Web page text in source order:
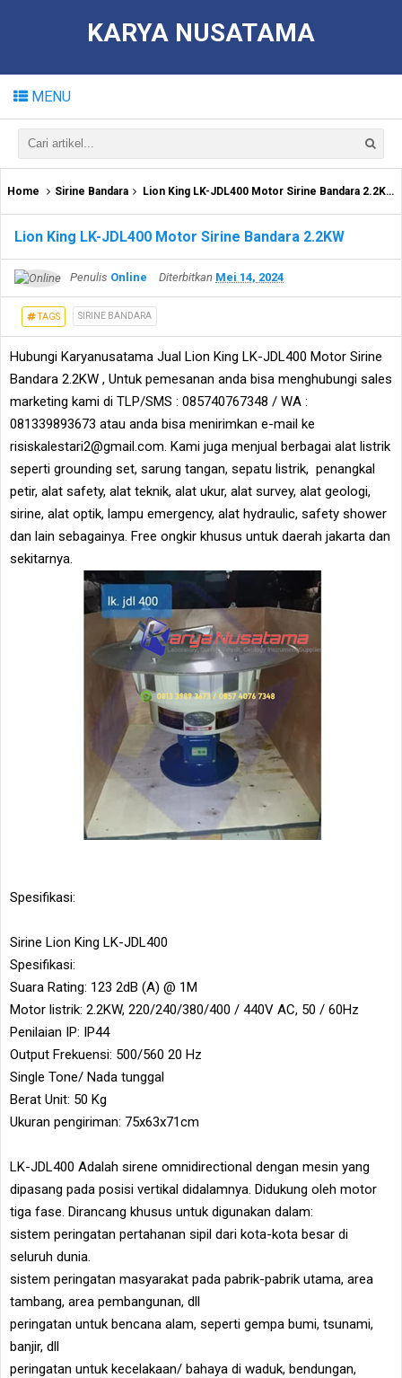
KARYA NUSATAMA
MENU
Home Sirine Bandara Lion King LK-JDL400 Motor Sirine Bandara 2.2KW
Lion King LK-JDL400 Motor Sirine Bandara 2.2KW
Penulis Online Diterbitkan Mei 14, 2024
TAGS SIRINE BANDARA
Hubungi Karyanusatama Jual Lion King LK-JDL400 Motor Sirine
Bandara 2.2KW , Untuk pemesanan anda bisa menghubungi sales
marketing kami di TLP/SMS : 085740767348 / WA :
081339893673 atau anda bisa menirimkan e-mail ke
risiskalestari2@gmail.com. Kami juga menjual berbagai alat listrik
seperti grounding set, sarung tangan, sepatu listrik, penangkal
petir, alat safety, alat teknik, alat ukur, alat survey, alat geologi,
sirine, alat optik, lampu emergency, alat hydraulic, safety shower
dan lain sebagainya. Free ongkir khusus untuk daerah jakarta dan
sekitarnya.
Spesifikasi:
Sirine Lion King LK-JDL400
Spesifikasi:
Suara Rating: 123 2dB (A) @ 1M
Motor listrik: 2.2KW, 220/240/380/400 / 440V AC, 50 / 60Hz
Penilaian IP: IP44
Output Frekuensi: 500/560 20 Hz
Single Tone/ Nada tunggal
Berat Unit: 50 Kg
Ukuran pengiriman: 75x63x71cm
LK-JDL400 Adalah sirene omnidirectional dengan mesin yang
dipasang pada posisi vertikal didalamnya. Didukung oleh motor
tiga fase. Dirancang khusus untuk digunakan dalam:
sistem peringatan pertahanan sipil dari kota-kota besar di
seluruh dunia.
sistem peringatan masyarakat pada pabrik-pabrik utama, area
tambang, area pembangunan, dll
peringatan untuk bencana alam, seperti gempa bumi, tsunami,
banjir, dll
peringatan untuk kecelakaan/ bahaya di waduk, bendungan,